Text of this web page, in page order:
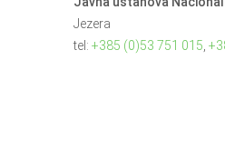
Jezera
tel: +385 (0)53 751 015,